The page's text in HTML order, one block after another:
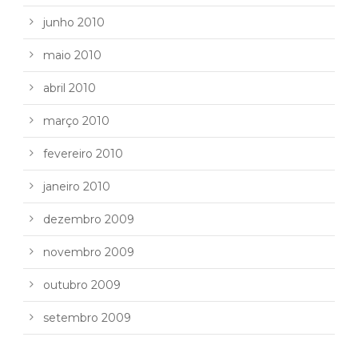
junho 2010
maio 2010
abril 2010
março 2010
fevereiro 2010
janeiro 2010
dezembro 2009
novembro 2009
outubro 2009
setembro 2009